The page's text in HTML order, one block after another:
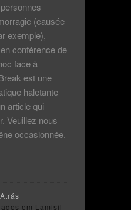
(causée
exemple),
conférence de
face à
est une
haletante
article qui
Veuillez nous
occasionnée.
em Lamisil